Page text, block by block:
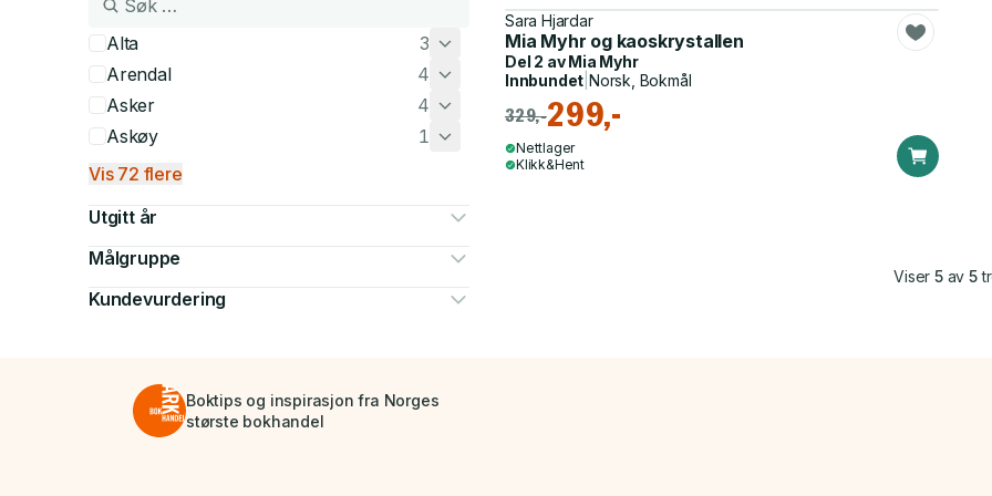
Alta
3
Arendal
4
Asker
4
Askøy
1
Vis 72 flere
Utgitt år
Målgruppe
Kundevurdering
Sara Hjardar
Mia Myhr og kaoskrystallen
Del 2 avMia Myhr
Innbundet |Norsk, Bokmål
329,-299,-
Nettlager
Klikk&Hent
Viser5av 5
Boktips og inspirasjon fra Norges
største bokhandel